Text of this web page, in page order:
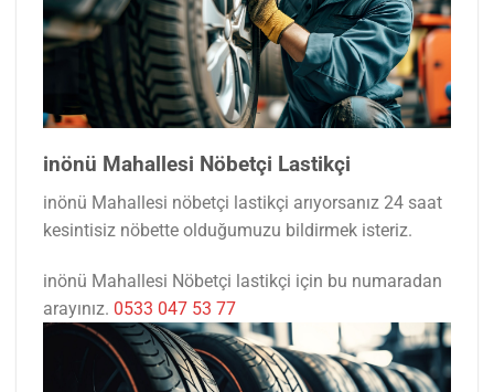
inönü Mahallesi Nöbetçi Lastikçi
inönü Mahallesi nöbetçi lastikçi arıyorsanız 24 saat
kesintisiz nöbette olduğumuzu bildirmek isteriz.
inönü Mahallesi Nöbetçi lastikçi için bu numaradan
arayınız. 0533 047 53 77